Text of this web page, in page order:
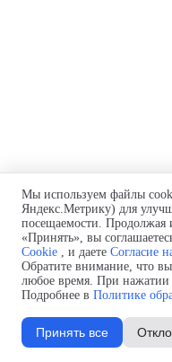
Мы используем файлы
Яндекс.Метрику) для
посещаемости. Продолжая
«Принять», вы
Cookie , и даете Согласие
Обратите внимание, что вы
любое время. При нажатии
Подробнее в Политике
Принять все